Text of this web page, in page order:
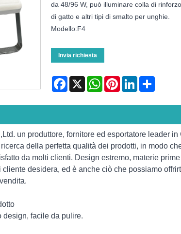
da 48/96 W, può illuminare colla di
di gatto e altri tipi di smalto per unghie.
Modello:F4
Invia richiesta
Facebook
X WhatsAppPinterestLinkedInShare
un produttore, fornitore ed esportatore leader
della perfetta qualità dei prodotti, in modo
da molti clienti. Design estremo, materie
desidera, ed è anche ciò che possiamo
design, facile da pulire.